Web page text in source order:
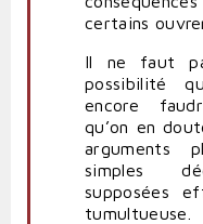
certains
Il ne faut
possibilité
encore
qu’on en
arguments
simples
supposées
tumultueuse.